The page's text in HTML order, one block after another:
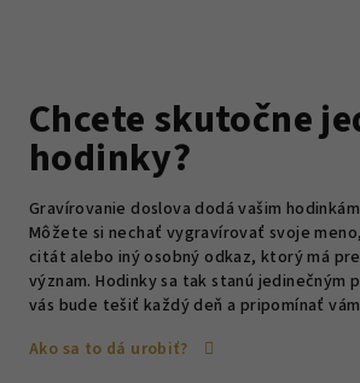
Chcete skutočne
hodinky?
Gravírovanie doslova dodá vašim
Môžete si nechať vygravírovať svoje
citát alebo iný osobný odkaz, ktorý má
význam. Hodinky sa tak stanú
vás bude tešiť každý deň a pripomínať
Ako sa to dá urobiť?